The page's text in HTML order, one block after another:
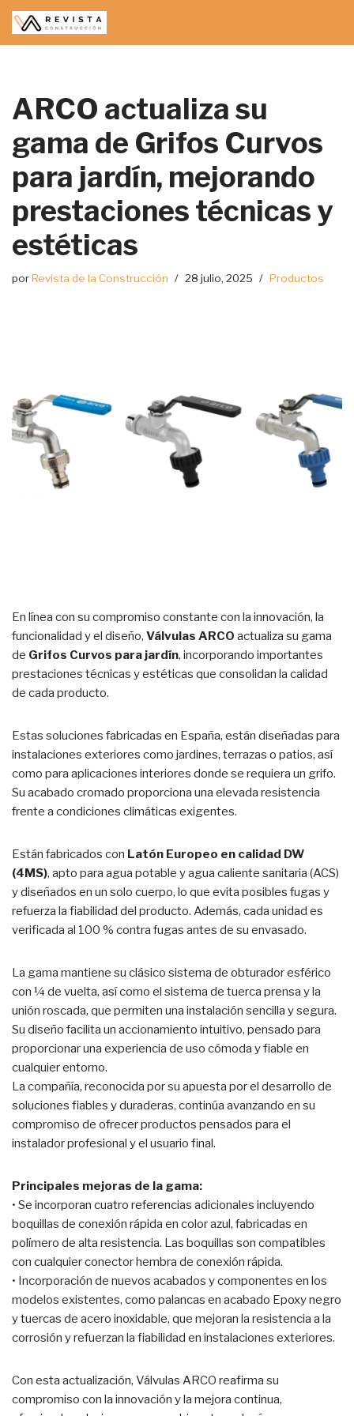
Saltar
ARCO actualiza su
gama de Grifos Curvos
para jardín, mejorando
prestaciones técnicas y
estéticas
porRevista de la Construcción 28 julio, 2025 Productos
En línea con su compromiso constante con la innovación, la
funcionalidad y el diseño, Válvulas ARCO actualiza su gama
de Grifos Curvos para jardín, incorporando importantes
prestaciones técnicas y estéticas que consolidan la calidad
de cada producto.
Estas soluciones fabricadas en España, están diseñadas para
instalaciones exteriores como jardines, terrazas o patios, así
como para aplicaciones interiores donde se requiera un grifo.
Su acabado cromado proporciona una elevada resistencia
frente a condiciones climáticas exigentes.
Están fabricados con Latón Europeo en calidad DW
(4MS), apto para agua potable y agua caliente sanitaria (ACS)
y diseñados en un solo cuerpo, lo que evita posibles fugas y
refuerza la fiabilidad del producto. Además, cada unidad es
verificada al 100 % contra fugas antes de su envasado.
La gama mantiene su clásico sistema de obturador esférico
con ¼ de vuelta, así como el sistema de tuerca prensa y la
unión roscada, que permiten una instalación sencilla y segura.
Su diseño facilita un accionamiento intuitivo, pensado para
proporcionar una experiencia de uso cómoda y fiable en
cualquier entorno.
La compañía, reconocida por su apuesta por el desarrollo de
soluciones fiables y duraderas, continúa avanzando en su
compromiso de ofrecer productos pensados para el
instalador profesional y el usuario final.
Principales mejoras de la gama:
• Se incorporan cuatro referencias adicionales incluyendo
boquillas de conexión rápida en color azul, fabricadas en
polímero de alta resistencia. Las boquillas son compatibles
con cualquier conector hembra de conexión rápida.
• Incorporación de nuevos acabados y componentes en los
modelos existentes, como palancas en acabado Epoxy negro
y tuercas de acero inoxidable, que mejoran la resistencia a la
corrosión y refuerzan la fiabilidad en instalaciones exteriores.
Con esta actualización, Válvulas ARCO reafirma su
compromiso con la innovación y la mejora continua,